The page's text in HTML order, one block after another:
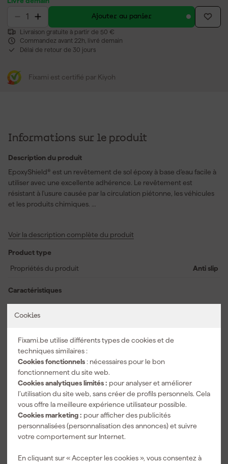
Cookies
Fixami.be utilise différents types de cookies et de
techniques similaires :
Cookies fonctionnels : nécessaires pour le bon
fonctionnement du site web.
Cookies analytiques limités : pour analyser et améliorer
l’utilisation du site web, sans créer de profils personnels. Cela
vous offre la meilleure expérience utilisateur possible.
Cookies marketing : pour afficher des publicités
personnalisées (personnalisation des annonces) et suivre
votre comportement sur Internet.
En cliquant sur « Accepter les cookies », vous consentez à
Ajouter au panier
Livraison gratuite à partir de 50 €
Commandez avant 22h, livré demain
Délai de retour de 30 jours
Fixami est certifié par Kiyoh
Informations sur le produit
Description du produit
EpoxyShield® est un revêtement de sol époxy à base d'eau facile à
utiliser avec une excellente adhérence. Le revêtement est
résistant à l'usure causée par la circulation piétonne, les véhicules
et les produits chimiques.
Facile à appliquer, pas besoin de primaire.
au choix).
Très résistant aux solvants, aux produits chimiques et aux pneus
Voir la description complète du produit
Product type
Propriétés du produit
Anti slip
Caractéristiques
Adapté à l'espace
Garage
Utilisation
Voir toutes les caractéristiques
Documents
Fiche technique
Fiche de sécurité